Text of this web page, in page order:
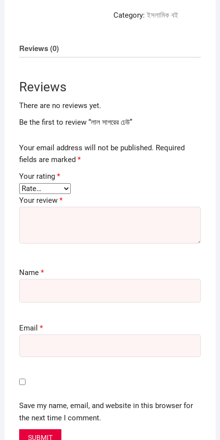
Category:ইসলামিক বই
Reviews (0)
Reviews
There are no reviews yet.
Be the first to review “লাল সাগরের ঢেউ”
Your email address will not be published. Required
fields are marked *
Your rating *
Your review *
Name *
Email *
Save my name, email, and website in this browser for
the next time I comment.